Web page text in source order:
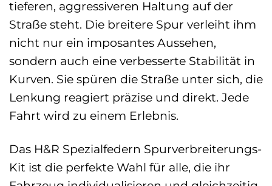
tieferen, aggressiveren Haltung auf der
Straße steht. Die breitere Spur verleiht ihm
nicht nur ein imposantes Aussehen,
sondern auch eine verbesserte Stabilität in
Kurven. Sie spüren die Straße unter sich, die
Lenkung reagiert präzise und direkt. Jede
Fahrt wird zu einem Erlebnis.
Das H&R Spezialfedern Spurverbreiterungs-
Kit ist die perfekte Wahl für alle, die ihr